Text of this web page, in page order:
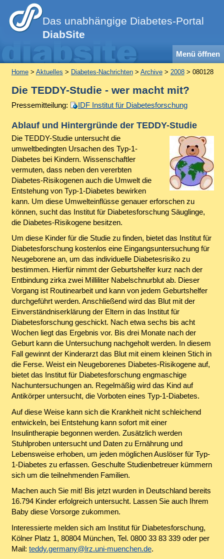
Das unabhängige Diabetes-Portal
DiabSite
Menü öffnen
Home> Aktuelles > Diabetes-Nachrichten> Archive> 2008> 080128
Die TEDDY-Studie - wer macht mit?
Pressemitteilung: IDF Institut für Diabetesforschung
Ablauf und Hintergründe der TEDDY-Studie
Die TEDDY-Studie untersucht die
umweltbedingten Ursachen des Typ-1-
Diabetes bei Kindern. Wissenschaftler
vermuten, dass neben den vererbten
Diabetes-Risikogenen auch die Umwelt die
Entstehung von Typ-1-Diabetes bewirken
kann. Um diese Umwelteinflüsse genauer erforschen zu
können, sucht das Institut für Diabetesforschung Säuglinge,
die Diabetes-Risikogene besitzen.
Um diese Kinder für die Studie zu finden, bietet das Institut für
Diabetesforschung kostenlos eine Eingangsuntersuchung für
Neugeborene an, um das individuelle Diabetesrisiko zu
bestimmen. Hierfür nimmt der Geburtshelfer kurz nach der
Entbindung zirka zwei Milliliter Nabelschnurblut ab. Dieser
Vorgang ist Routinearbeit und kann von jedem Geburtshelfer
durchgeführt werden. Anschließend wird das Blut mit der
Einverständniserklärung der Eltern in das Institut für
Diabetesforschung geschickt. Nach etwa sechs bis acht
Wochen liegt das Ergebnis vor. Bis drei Monate nach der
Geburt kann die Untersuchung nachgeholt werden. In diesem
Fall gewinnt der Kinderarzt das Blut mit einem kleinen Stich in
die Ferse. Weist ein Neugeborenes Diabetes-Risikogene auf,
bietet das Institut für Diabetesforschung engmaschige
Nachuntersuchungen an. Regelmäßig wird das Kind auf
Antikörper untersucht, die Vorboten eines Typ-1-Diabetes.
Auf diese Weise kann sich die Krankheit nicht schleichend
entwickeln, bei Entstehung kann sofort mit einer
Insulintherapie begonnen werden. Zusätzlich werden
Stuhlproben untersucht und Daten zu Ernährung und
Lebensweise erhoben, um jeden möglichen Auslöser für Typ-
1-Diabetes zu erfassen. Geschulte Studienbetreuer kümmern
sich um die teilnehmenden Familien.
Machen auch Sie mit! Bis jetzt wurden in Deutschland bereits
16.794 Kinder erfolgreich untersucht. Lassen Sie auch Ihrem
Baby diese Vorsorge zukommen.
Interessierte melden sich am Institut für Diabetesforschung,
Kölner Platz 1, 80804 München, Tel. 0800 33 83 339 oder per
Mail: teddy.germany@lrz.uni-muenchen.de.